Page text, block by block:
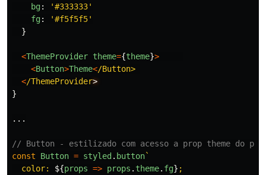
bg: '#333333'
fg: '#f5f5f5'
}
<ThemeProvider theme={theme}>
<Button>Theme</Button>
</ThemeProvider
}
...
// Button - estilizado com acesso a prop theme do
const
Button = styled. button`
  color:
${props => props . theme. fg} ;